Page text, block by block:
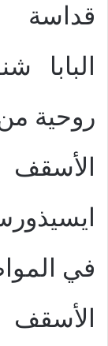
قداسة
روحية
الأسقف
في
الأسقف